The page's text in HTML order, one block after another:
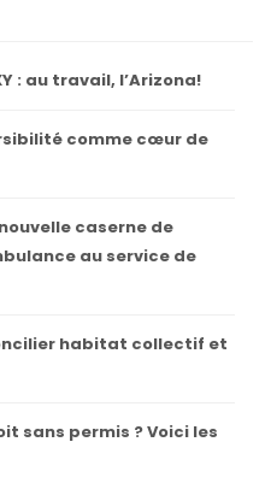
: au travail, l’Arizona!
comme cœur de
caserne de
au service de
habitat collectif et
sans permis ? Voici les